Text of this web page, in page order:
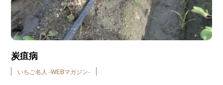
炭疽病
いちご名人 -WEBマガジン-